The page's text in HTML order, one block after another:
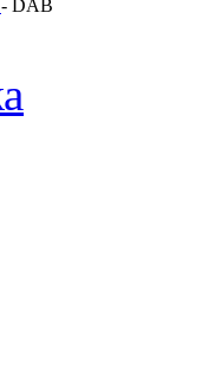
- DAB